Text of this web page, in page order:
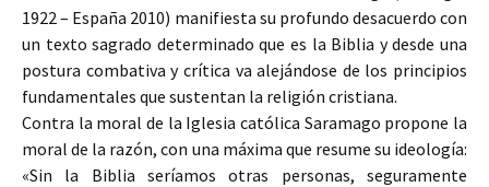
1922 – España 2010) manifiesta su profundo desacuerdo con
un texto sagrado determinado que es la Biblia y desde una
postura combativa y crítica va alejándose de los principios
fundamentales que sustentan la religión cristiana.
Contra la moral de la Iglesia católica Saramago propone la
moral de la razón, con una máxima que resume su ideología:
«Sin la Biblia seríamos otras personas, seguramente